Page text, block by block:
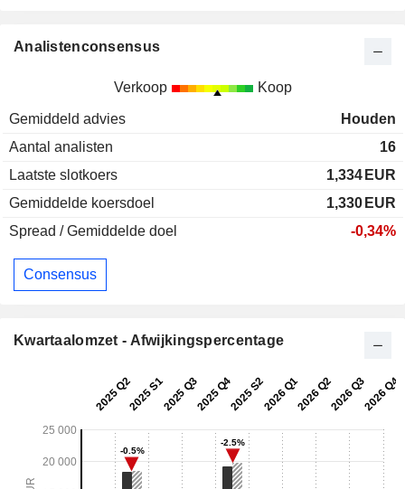
Analistenconsensus
Verkoop Koop
Gemiddeld advies
Houden
Aantal analisten
16
Laatste slotkoers
1,334 EUR
Gemiddelde koersdoel
1,330 EUR
Spread / Gemiddelde doel
-0,34%
Consensus
Kwartaalomzet - Afwijkingspercentage